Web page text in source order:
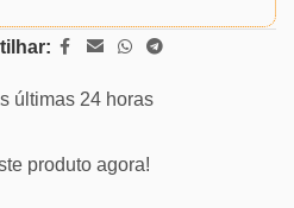
últimas 24 horas
produto agora!